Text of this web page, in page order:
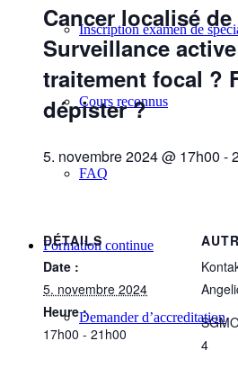
Inscription examen de
Cours reconnus
FAQ
Formation continue
Demander d’accreditation
Cancer localisé
Surveillance
traitement focal ?
dépister ?
5. novembre 2024 @ 17h00 -
DÉTAILS
Date :
5. novembre 2024
Heure :
17h00 - 21h00
4